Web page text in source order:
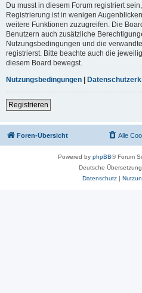
Du musst in diesem Forum registriert
Registrierung ist in wenigen
weitere Funktionen zuzugreifen. Die
Benutzern auch zusätzliche
Nutzungsbedingungen und die
registrierst. Bitte beachte auch die
diesem Board bewegst.
Nutzungsbedingungen |
Registrieren
Foren-Übersicht Alle
Powered by phpBB® Forum
Deutsche
Datenschutz|